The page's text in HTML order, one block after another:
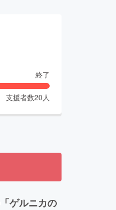
終了
支援者数20 人
ゲルニカの